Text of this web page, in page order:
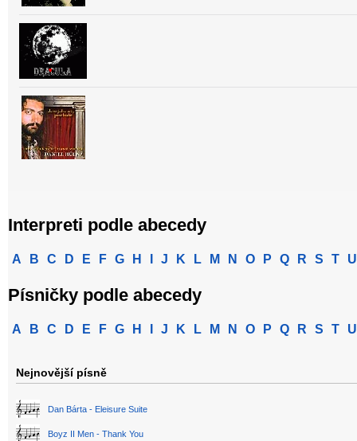
Interpreti podle abecedy
A B C D E F G H J K L M N O P Q R S T U
Písničky podle abecedy
A B C D E F G H J K L M N O P Q R S T U
Nejnovější písně
Dan Bárta - Eleisure Suite
Boyz II Men - Thank You